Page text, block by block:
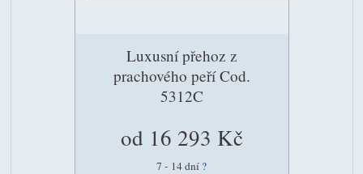
Luxusní přehoz z
prachového peří Cod.
5312C
od 16 293 Kč
7 - 14 dní ?